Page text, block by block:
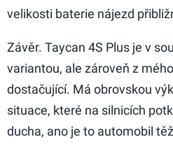
velikosti baterie nájezd
Závěr. Taycan 4S Plus je v
variantou, ale zároveň z
dostačující. Má obrovskou
situace, které na silnicích
ducha, ano je to automobil